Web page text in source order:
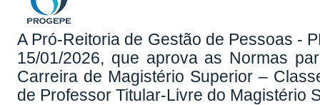
A Pró-Reitoria de Gestão de Pessoas -
15/01/2026, que aprova as Normas
Carreira de Magistério Superior –
de Professor Titular-Livre do Magistério